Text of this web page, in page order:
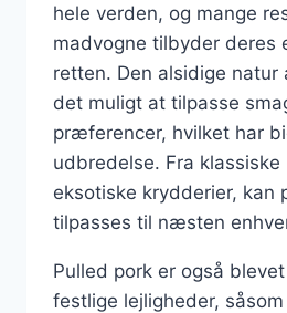
hele verden, og mange
madvogne tilbyder deres
retten. Den alsidige natur
det muligt at tilpasse
præferencer, hvilket har
udbredelse. Fra klassiske
eksotiske krydderier, kan
tilpasses til næsten
Pulled pork er også
festlige lejligheder,